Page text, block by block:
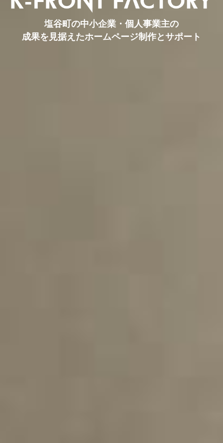
塩谷町の中小企業・個人事業主の
成果を見据えたホームページ制作とサポート